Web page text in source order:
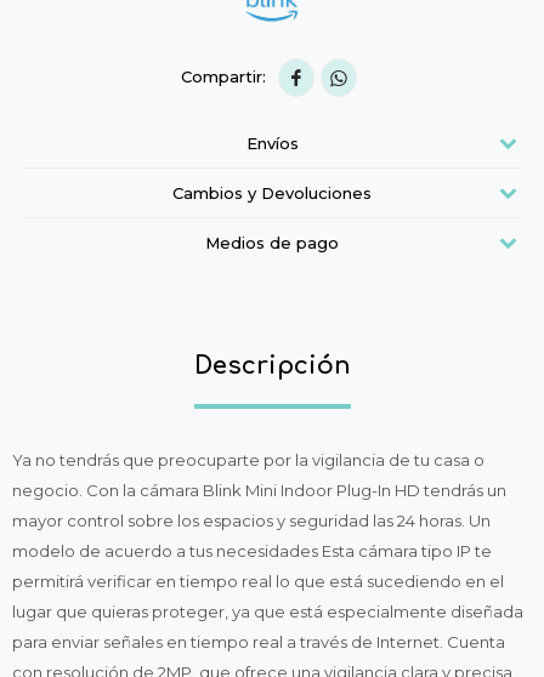
 
Envíos
Cambios y Devoluciones
Medios de pago
Descripción
Ya no tendrás que preocuparte por la vigilancia de tu casa o
negocio. Con la cámara Blink Mini Indoor Plug-In HD tendrás un
mayor control sobre los espacios y seguridad las 24 horas. Un
modelo de acuerdo a tus necesidades Esta cámara tipo IP te
permitirá verificar en tiempo real lo que está sucediendo en el
lugar que quieras proteger, ya que está especialmente diseñada
para enviar señales en tiempo real a través de Internet. Cuenta
con resolución de 2MP, que ofrece una vigilancia clara y precisa